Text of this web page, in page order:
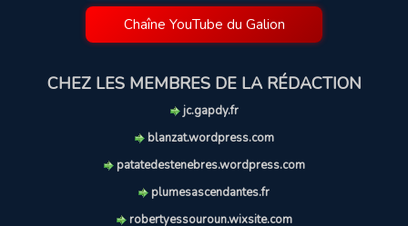
Chaîne YouTube du Galion
CHEZ LES MEMBRES DE LA RÉDACTION
jc.gapdy.fr
blanzat.wordpress.com
patatedestenebres.wordpress.com
plumesascendantes.fr
robertyessouroun.wixsite.com